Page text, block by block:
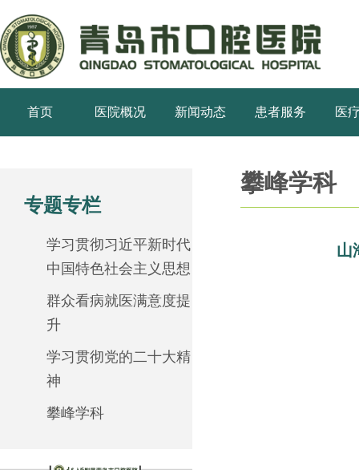
首页 医院概况 新闻动态 患者服务 医
专题专栏
学习贯彻习近平新时代
中国特色社会主义思想
群众看病就医满意度提
升
学习贯彻党的二十大精
神
攀峰学科
攀峰学科
山